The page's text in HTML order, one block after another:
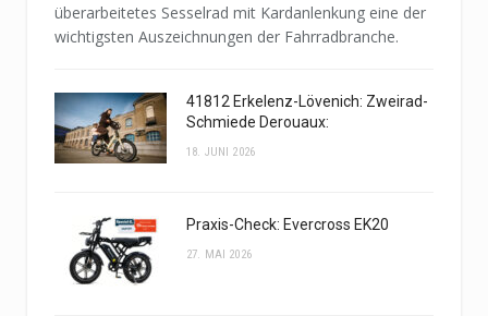
überarbeitetes Sesselrad mit Kardanlenkung eine der
wichtigsten Auszeichnungen der Fahrradbranche.
41812 Erkelenz-Lövenich: Zweirad-
Schmiede Derouaux:
18. JUNI 2026
Praxis-Check: Evercross EK20
27. MAI 2026